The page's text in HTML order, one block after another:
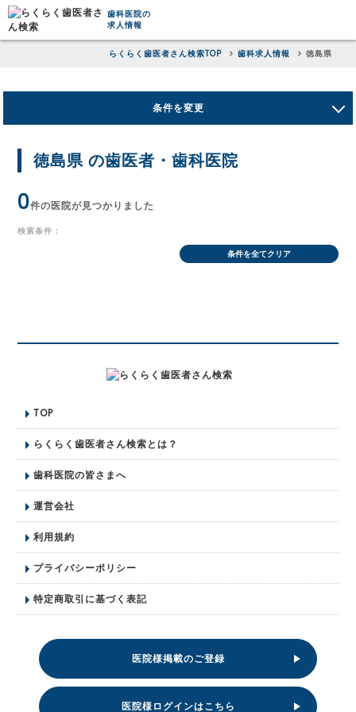
歯科医院の
求人情報
らくらく歯医者さん検索TOP 歯科求人情報 徳島県
条件を変更
徳島県 の歯医者・歯科医院
0件の医院が見つかりました
検索条件：
条件を全てクリア
TOP
らくらく歯医者さん検索とは？
歯科医院の皆さまへ
運営会社
利用規約
プライバシーポリシー
特定商取引に基づく表記
医院様掲載のご登録
医院様ログインはこちら